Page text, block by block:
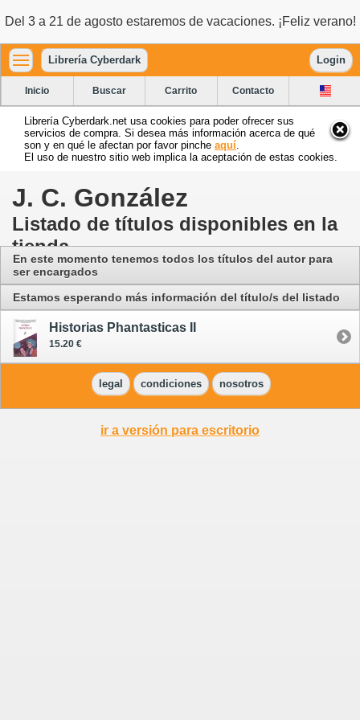
Del 3 a 21 de agosto estaremos de vacaciones. ¡Feliz verano!
Librería Cyberdark Login
Inicio Buscar Carrito Contacto
Librería Cyberdark.net usa cookies para poder ofrecer sus
servicios de compra. Si desea más información acerca de qué
son y en qué le afectan por favor pinche aquí
El uso de nuestro sitio web implica la aceptación de estas cookies.
J. C. González
Listado de títulos disponibles en la
tienda
En este momento tenemos todos los títulos del autor para
ser encargados
Estamos esperando más información del título/s del listado
Historias Phantasticas II
15.20 €
legal condiciones nosotros
ir a versión para escritorio